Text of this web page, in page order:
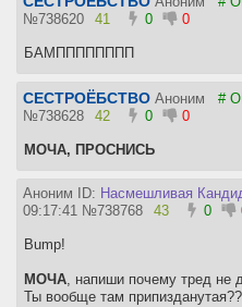
№738620 41 0 0
БАМПППППППП
СЕСТРОЁБСТВО Аноним #
№738628 42 0 0
МОЧА, ПРОСНИСЬ
Аноним ID: Насмешливая
09:17:41 №738768 43 0
Bump!
МОЧА, напиши почему тред не
Ты вообще там припизданутая??